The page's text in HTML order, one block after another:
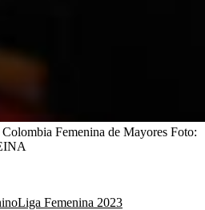
Femenina de Mayores Foto:
Liga Femenina 2023